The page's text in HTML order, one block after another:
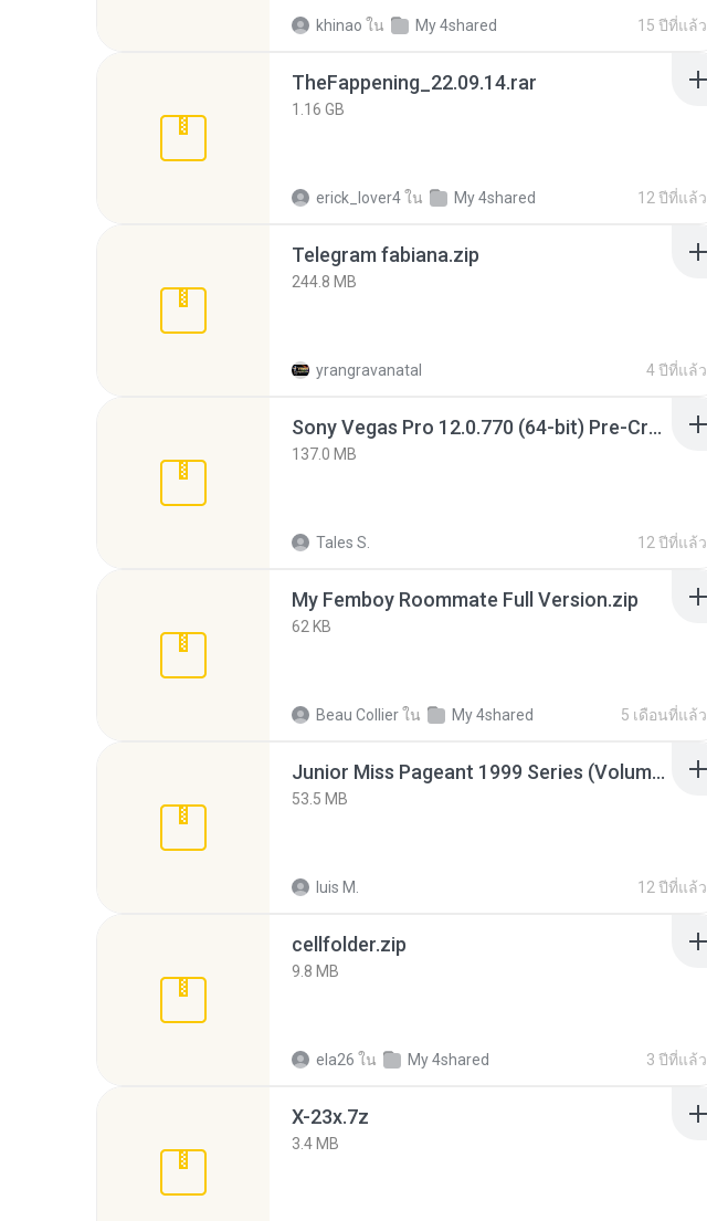
khinao ใน My 4shared 15 ปีที่แล้ว
TheFappening_22.09.14.rar
1.16 GB
erick_lover4ใน My 4shared 12 ปีที่แล้ว
Telegram fabiana.zip
244.8 MB
yrangravanatal 4 ปีที่แล้ว
Sony Vegas Pro 12.0.770 (64-bit) Pre-Cracked.zip
137.0 MB
Tales S. 12 ปีที่แล้ว
My Femboy Roommate Full Version.zip
62 KB
Beau Collierใน My 4shared 5 เดือนที่แล้ว
Junior Miss Pageant 1999 Series (Volume I Part I NC 6).7z
53.5 MB
luis M. 12 ปีที่แล้ว
cellfolder.zip
9.8 MB
ela26 ใน My 4shared 3 ปีที่แล้ว
X-23x.7z
3.4 MB